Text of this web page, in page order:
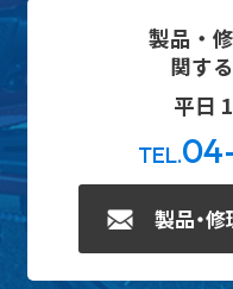
製品・
関す
平日
TEL.
製品・修